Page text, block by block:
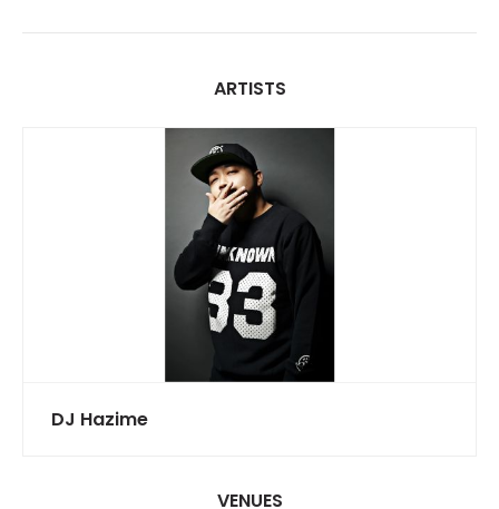
ARTISTS
DJ Hazime
VENUES